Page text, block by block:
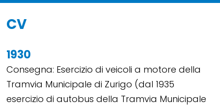
CV
1930
Consegna: Esercizio di veicoli a motore della
Tramvia Municipale di Zurigo (dal 1935
esercizio di autobus della Tramvia Municipale